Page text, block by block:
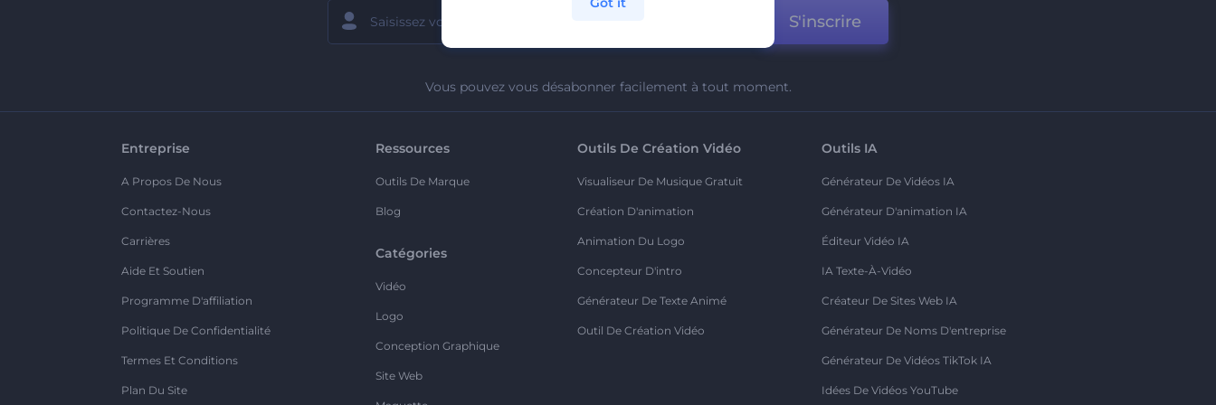
S'inscrire
Vous pouvez vous désabonner facilement à tout moment.
Entreprise
A Propos De Nous
Contactez-Nous
Carrières
Aide Et Soutien
Programme D'affiliation
Politique De Confidentialité
Termes Et Conditions
Plan Du Site
Ressources
Outils De Marque
Blog
Catégories
Vidéo
Logo
Conception Graphique
Site Web
Outils De Création Vidéo
Visualiseur De Musique Gratuit
Création D'animation
Animation Du Logo
Concepteur D'intro
Générateur De Texte Animé
Outil De Création Vidéo
Outils IA
Générateur De Vidéos IA
Générateur D'animation IA
Éditeur Vidéo IA
IA Texte-À-Vidéo
Créateur De Sites Web IA
Générateur De Noms D'entreprise
Générateur De Vidéos TikTok IA
Idées De Vidéos YouTube